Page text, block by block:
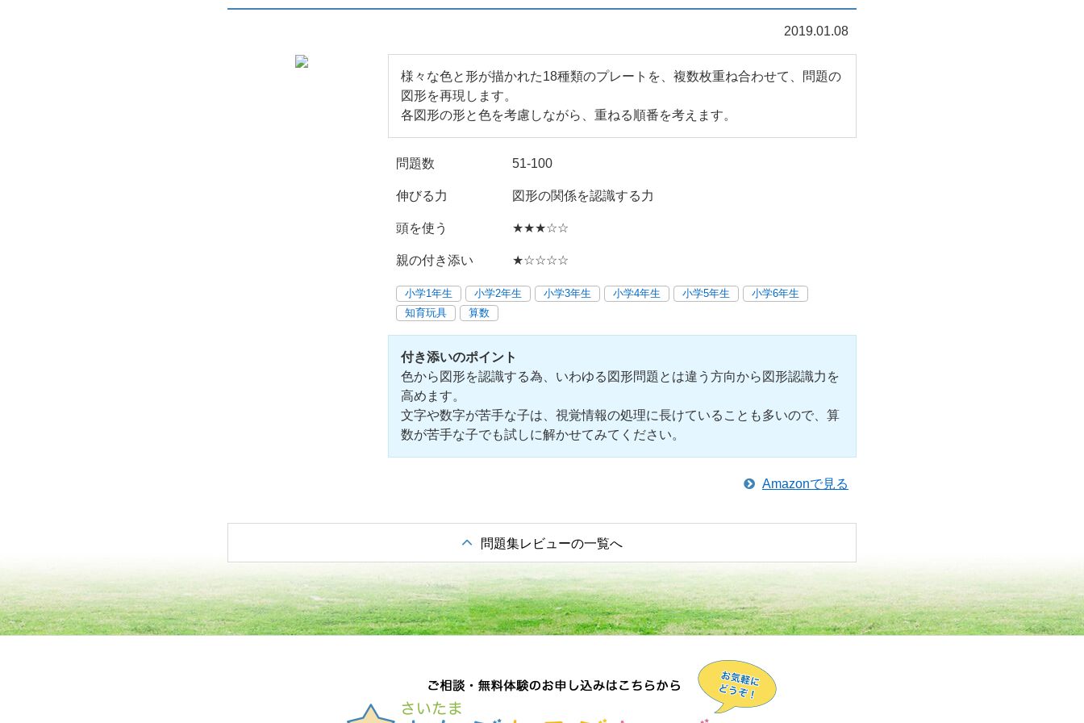
2019.01.08
様々な色と形が描かれた18種類のプレートを、複数枚重ね合わせて、問題の
図形を再現します。
各図形の形と色を考慮しながら、重ねる順番を考えます。
問題数 51-100
伸びる力 図形の関係を認識する力
頭を使う ★★★☆☆
親の付き添い ★☆☆☆☆
小学1年生 小学2年生 小学3年生 小学4年生 小学5年生
小学6年生
知育玩具
算数
付き添いのポイント
色から図形を認識する為、いわゆる図形問題とは違う方向から図形認識力を
高めます。
文字や数字が苦手な子は、視覚情報の処理に長けていることも多いので、算
数が苦手な子でも試しに解かせてみてください。
Amazonで見る
問題集レビューの一覧へ